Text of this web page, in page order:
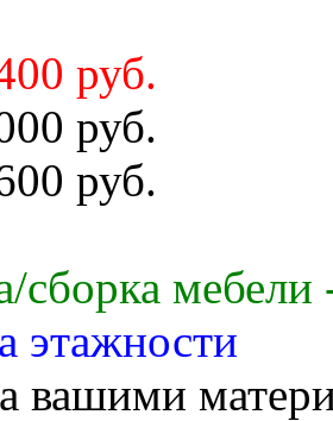
руб.
руб.
руб.
сборка мебели
этажности
вашими